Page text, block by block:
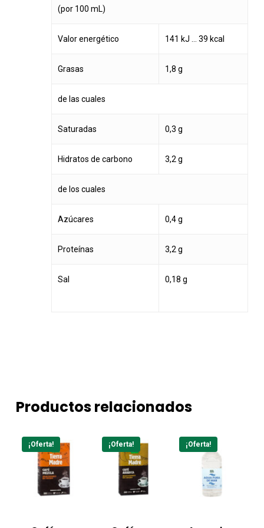
(por 100 mL)
Valor energético 141 kJ … 39 kcal
Grasas 1,8 g
de las cuales
Saturadas 0,3 g
Hidratos de carbono 3,2 g
de los cuales
Azúcares 0,4 g
Proteínas 3,2 g
Sal 0,18 g
Productos relacionados
¡Oferta! ¡Oferta! ¡Oferta!